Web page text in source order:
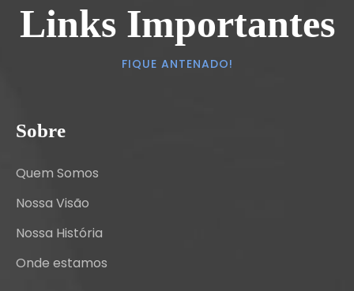
Links Importantes
FIQUE ANTENADO!
Sobre
Quem Somos
Nossa Visão
Nossa História
Onde estamos